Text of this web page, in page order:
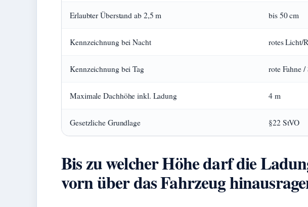
Erlaubter Überstand ab 2,5 m bis 50 cm
Kennzeichnung bei Nacht rotes Licht/
Kennzeichnung bei Tag rote Fahne
Maximale Dachhöhe inkl. Ladung 4 m
Gesetzliche Grundlage §22 StVO
Bis zu welcher Höhe darf die
vorn über das Fahrzeug